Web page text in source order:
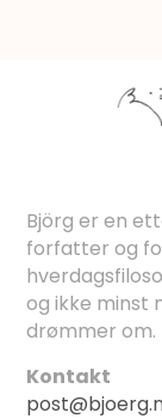
Björg er en
forfatter og
og ikke minst
drømmer om.
Kontakt